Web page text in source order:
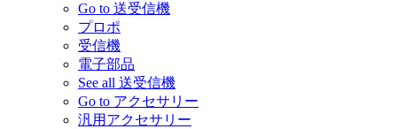
Go to 送受信機
プロポ
受信機
電子部品
See all 送受信機
Go to アクセサリー
汎用アクセサリー